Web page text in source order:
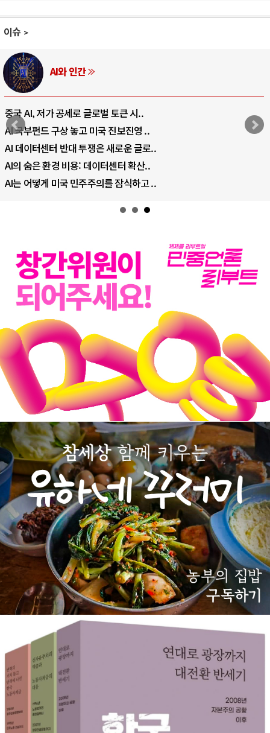
이슈
AI와 인간
중국 AI, 저가 공세로 글로벌 토큰 시..
AI 국부펀드 구상 놓고 미국 진보진영 ..
AI 데이터센터 반대 투쟁은 새로운 글로..
AI의 숨은 환경 비용: 데이터센터 확산..
AI는 어떻게 미국 민주주의를 잠식하고 ..